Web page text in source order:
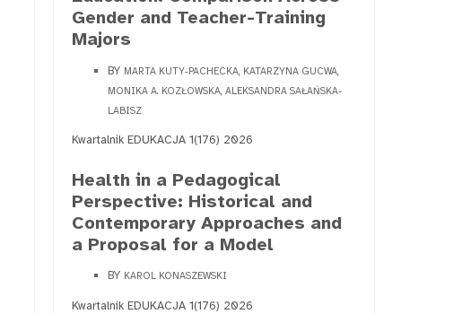
Gender and Teacher-Training
Majors
BY MARTA KUTY-PACHECKA, KATARZYNA GUCWA,
MONIKA A. KOZŁOWSKA, ALEKSANDRA SAŁAŃSKA-
LABISZ
Kwartalnik EDUKACJA 1(176) 2026
Health in a Pedagogical
Perspective: Historical and
Contemporary Approaches and
a Proposal for a Model
BY KAROL KONASZEWSKI
Kwartalnik EDUKACJA 1(176) 2026